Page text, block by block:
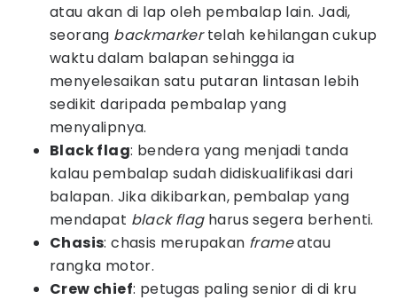
atau akan di lap oleh pembalap lain. Jadi,
seorang backmarkertelah kehilangan cukup
waktu dalam balapan sehingga ia
menyelesaikan satu putaran lintasan lebih
sedikit daripada pembalap yang
menyalipnya.
Black flag: bendera yang menjadi tanda
kalau pembalap sudah didiskualifikasi dari
balapan. Jika dikibarkan, pembalap yang
mendapat black flagharus segera berhenti.
Chasis: chasis merupakan frameatau
rangka motor.
Crew chief: petugas paling senior di di kru